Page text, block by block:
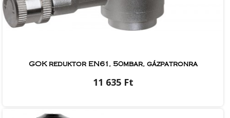
GOK reduktor EN61, 50mbar, gázpatronra
11 635 Ft